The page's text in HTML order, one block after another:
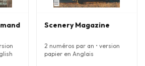
Scenery Magazine
2 numéros par an • version
papier en Anglais